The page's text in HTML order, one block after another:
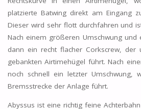
platzierte Batwing direkt am Eingang
Dieser wird sehr flott durchfahren und
Nach einem größeren Umschwung
dann ein recht flacher Corkscrew,
gebankten Airtimehügel führt. Nach
noch schnell ein letzter Umschwung,
Bremsstrecke der Anlage führt.
Abyssus ist eine richtig feine